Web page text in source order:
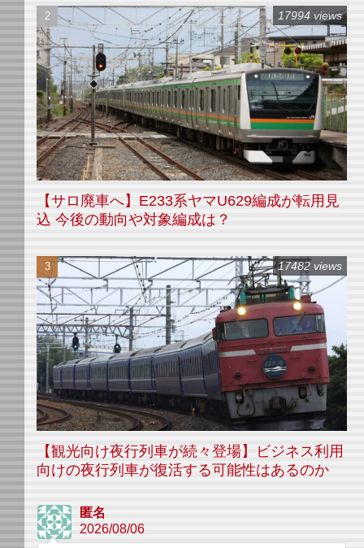
【サロ廃車へ】E233系ヤマU629編成が転用見
込 今後の動向や対象編成は？
17994 views
【観光向け夜行列車が続々登場】ビジネス利用
向けの夜行列車が復活する可能性はあるのか
17482 views
匿名
2026/08/06